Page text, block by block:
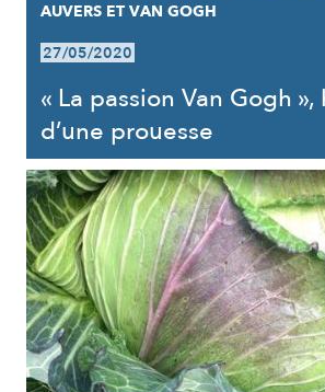
AUVERS ET VAN GOGH
27/05/2020
« La passion Van Gogh
d’une prouesse